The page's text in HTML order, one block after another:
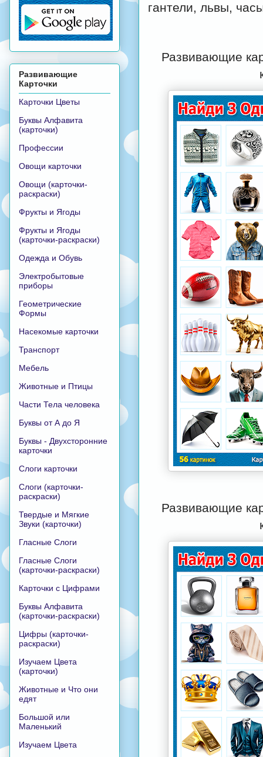
гантели, львы,
Развивающие
Развивающие
Развивающие
Карточки
Карточки Цветы
Буквы Алфавита
(карточки)
Профессии
Овощи карточки
Овощи (карточки-
раскраски)
Фрукты и Ягоды
Фрукты и Ягоды
(карточки-раскраски)
Одежда и Обувь
Электробытовые
приборы
Геометрические
Формы
Насекомые карточки
Транспорт
Мебель
Животные и Птицы
Части Тела человека
Буквы от А до Я
Буквы - Двухсторонние
карточки
Слоги карточки
Слоги (карточки-
раскраски)
Твердые и Мягкие
Звуки (карточки)
Гласные Слоги
Гласные Слоги
(карточки-раскраски)
Карточки с Цифрами
Буквы Алфавита
(карточки-раскраски)
Цифры (карточки-
раскраски)
Изучаем Цвета
(карточки)
Животные и Что они
едят
Большой или
Маленький
Изучаем Цвета